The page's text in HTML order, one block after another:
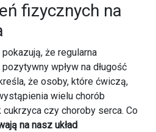
fizycznych na
że regularna
wpływ na długość
że osoby, które ćwiczą,
wielu chorób
cukrzyca czy choroby serca. Co
na nasz układ